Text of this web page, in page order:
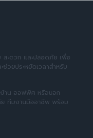
สะดวก และปลอดภัย เพื่อ
วยประหยัดเวลาสำหรับ
บ้าน ออฟฟิศ หรือนอก
ทีมงานมืออาชีพ พร้อม